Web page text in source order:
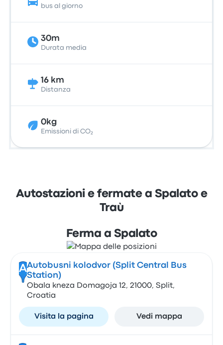
bus al giorno
30m
Durata media
16 km
Distanza
0kg
Emissioni di CO₂
Autostazioni e fermate a Spalato e
Traù
Ferma a Spalato
AAutobusni kolodvor (Split Central Bus
Station)
Obala kneza Domagoja 12, 21000, Split,
Croatia
Visita la pagina Vedi mappa